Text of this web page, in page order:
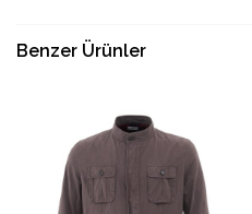
Benzer Ürünler